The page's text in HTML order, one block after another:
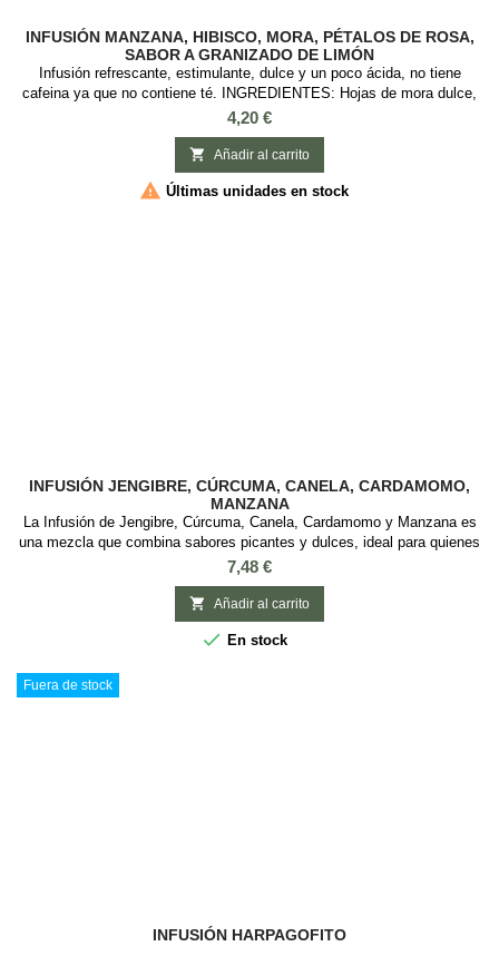
INFUSIÓN MANZANA, HIBISCO, MORA, PÉTALOS DE ROSA,
SABOR A GRANIZADO DE LIMÓN
Infusión refrescante, estimulante, dulce y un poco ácida, no tiene
cafeina ya que no contiene té. INGREDIENTES: Hojas de mora dulce,
pétalos de rosa, trozos de manzana, hibisco blanco. SABOR:
Granizado de limón Ideal para el verano servida en frio.
Precio
4,20 €
 Añadir al carrito
 Últimas unidades en stock
INFUSIÓN JENGIBRE, CÚRCUMA, CANELA, CARDAMOMO,
MANZANA
La Infusión de Jengibre, Cúrcuma, Canela, Cardamomo y Manzana es
una mezcla que combina sabores picantes y dulces, ideal para quienes
disfrutan del chai pero prefieren una opción sin teína. Con ingredientes
como jengibre, cúrcuma, canela y manzana, esta infusión no solo es
deliciosa, sino que también tiene propiedades digestivas y
antiinflamatorias,...
Precio
7,48 €
 Añadir al carrito
 En stock
Fuera de stock
INFUSIÓN HARPAGOFITO